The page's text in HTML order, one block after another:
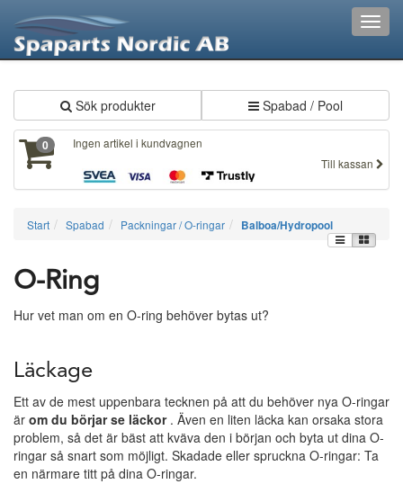
Sök produkter Spabad / Pool
0
Ingen artikel i kundvagnen
Till kassan
Start Spabad Packningar / O-ringar Balboa/Hydropool
O-Ring
Hur vet man om en O-ring behöver bytas ut?
Läckage
Ett av de mest uppenbara tecknen på att du behöver nya O-ringar
är om du börjar se läckor. Även en liten läcka kan orsaka stora
problem, så det är bäst att kväva den i början och byta ut dina O-
ringar så snart som möjligt. Skadade eller spruckna O-ringar: Ta
en närmare titt på dina O-ringar.